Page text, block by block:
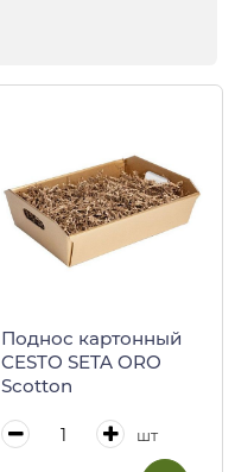
Поднос картонный
CESTO SETA ORO
Scotton
шт